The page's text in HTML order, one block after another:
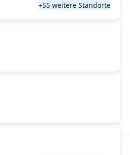
+55 weitere Standorte